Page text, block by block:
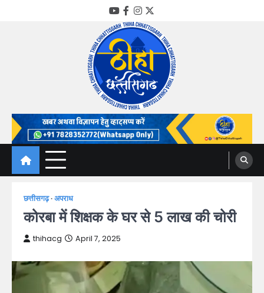
YouTube
Facebook
Instagram
Twitter
Thiha Chhattisgarh
गोठ जन-जन के
छत्तीसगढ़ अपराध
कोरबा में शिक्षक के घर से 5 लाख की चोरी
thihacg April 7, 2025